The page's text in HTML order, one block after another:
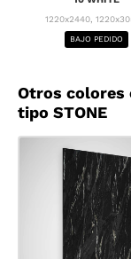
1220x2440,
BAJO PEDIDO
Otros colores
tipo STONE